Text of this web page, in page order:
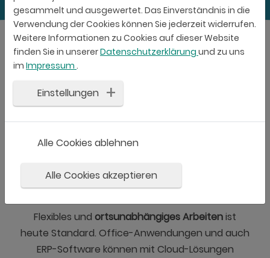
Desktop-Virtualisierung von
CAD
Wir virtualisieren grafik- und
rechenintensive Arbeitsplätze
Flexibles und ortsunabhängiges Arbeitenist
heute Standard. Office-Anwendungen und auch
ERP-Software können mit Cloud-Lösungen
gesammelt und ausgewertet. Das Einverständnis in die
Verwendung der Cookies können Sie jederzeit widerrufen.
Weitere Informationen zu Cookies auf dieser Website
finden Sie in unsererDatenschutzerklärung und zu uns
im Impressum .
Einstellungen
Alle Cookies ablehnen
Alle Cookies akzeptieren